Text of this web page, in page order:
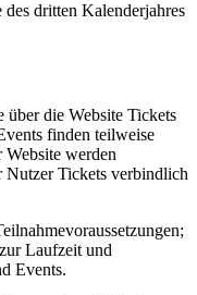
dritten Kalenderjahres
die Website Tickets
finden teilweise
werden
Nutzer Tickets verbindlich
Laufzeit und
Events.